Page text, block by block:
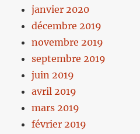
janvier 2020
décembre 2019
novembre 2019
septembre 2019
juin 2019
avril 2019
mars 2019
février 2019